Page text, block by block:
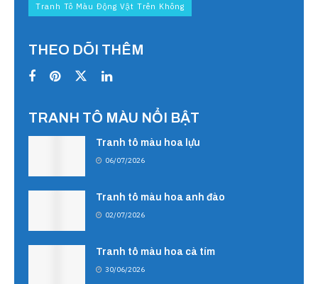
Tranh Tô Màu Động Vật Trên Không
THEO DÕI THÊM
TRANH TÔ MÀU NỔI BẬT
Tranh tô màu hoa lựu
06/07/2026
Tranh tô màu hoa anh đào
02/07/2026
Tranh tô màu hoa cà tím
30/06/2026